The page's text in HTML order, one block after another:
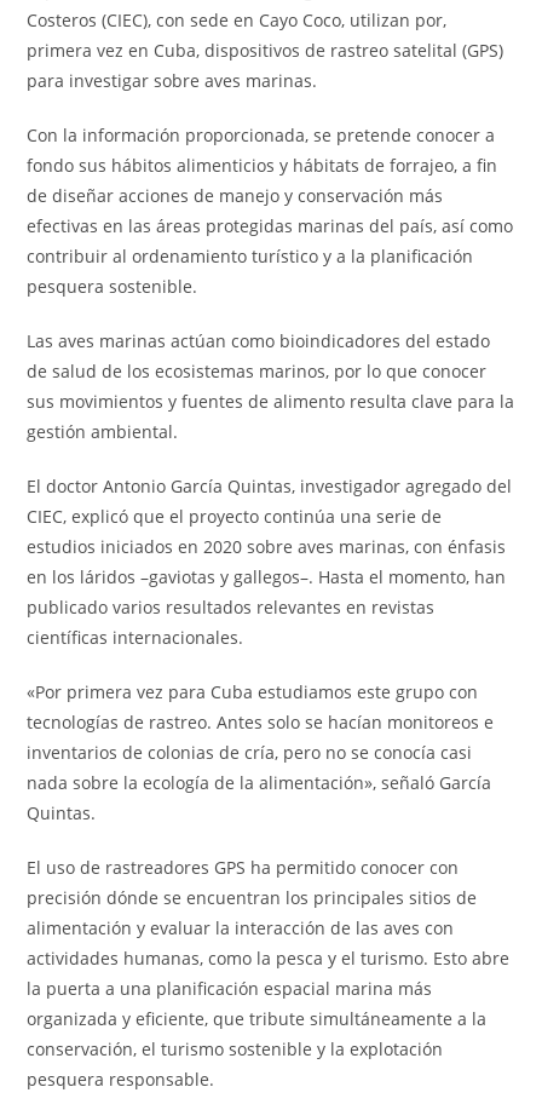
Costeros (CIEC), con sede en Cayo Coco, utilizan por,
primera vez en Cuba, dispositivos de rastreo satelital (GPS)
para investigar sobre aves marinas.
Con la información proporcionada, se pretende conocer a
fondo sus hábitos alimenticios y hábitats de forrajeo, a fin
de diseñar acciones de manejo y conservación más
efectivas en las áreas protegidas marinas del país, así como
contribuir al ordenamiento turístico y a la planificación
pesquera sostenible.
Las aves marinas actúan como bioindicadores del estado
de salud de los ecosistemas marinos, por lo que conocer
sus movimientos y fuentes de alimento resulta clave para la
gestión ambiental.
El doctor Antonio García Quintas, investigador agregado del
CIEC, explicó que el proyecto continúa una serie de
estudios iniciados en 2020 sobre aves marinas, con énfasis
en los láridos –gaviotas y gallegos–. Hasta el momento, han
publicado varios resultados relevantes en revistas
científicas internacionales.
«Por primera vez para Cuba estudiamos este grupo con
tecnologías de rastreo. Antes solo se hacían monitoreos e
inventarios de colonias de cría, pero no se conocía casi
nada sobre la ecología de la alimentación», señaló García
Quintas.
El uso de rastreadores GPS ha permitido conocer con
precisión dónde se encuentran los principales sitios de
alimentación y evaluar la interacción de las aves con
actividades humanas, como la pesca y el turismo. Esto abre
la puerta a una planificación espacial marina más
organizada y eficiente, que tribute simultáneamente a la
conservación, el turismo sostenible y la explotación
pesquera responsable.